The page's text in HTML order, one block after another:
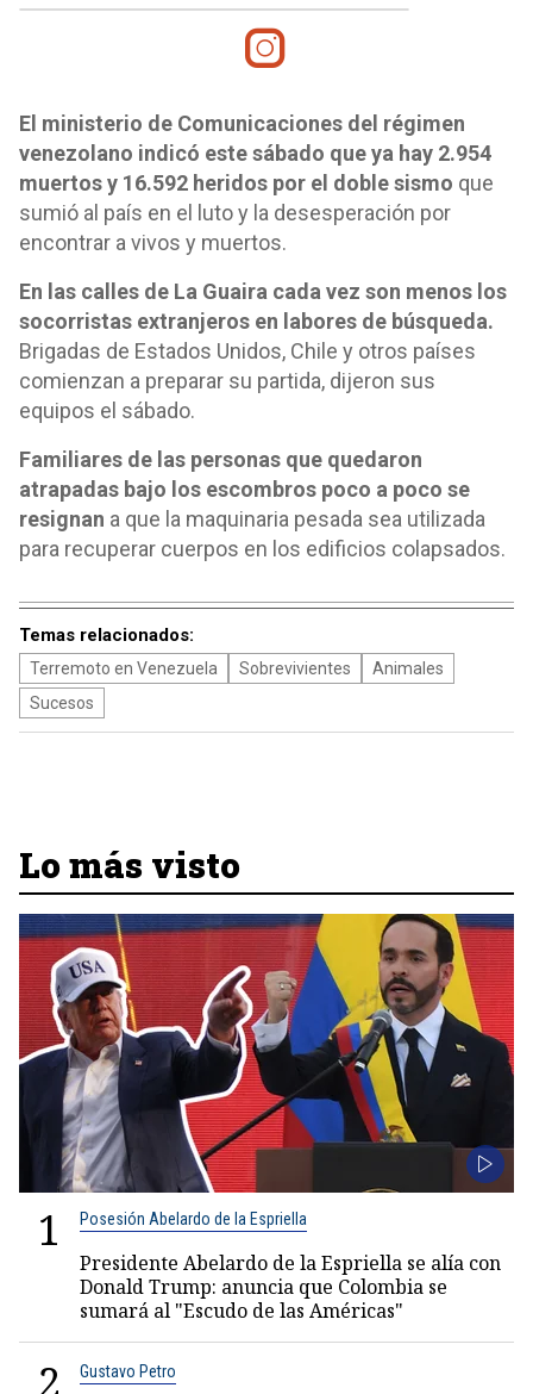
El ministerio de Comunicaciones del régimen
venezolano indicó este sábado que ya hay 2.954
muertos y 16.592 heridos por el doble sismo que
sumió al país en el luto y la desesperación por
encontrar a vivos y muertos.
En las calles de La Guaira cada vez son menos los
socorristas extranjeros en labores de búsqueda.
Brigadas de Estados Unidos, Chile y otros países
comienzan a preparar su partida, dijeron sus
equipos el sábado.
Familiares de las personas que quedaron
atrapadas bajo los escombros poco a poco se
resignan a que la maquinaria pesada sea utilizada
para recuperar cuerpos en los edificios colapsados.
Temas relacionados:
Terremoto en Venezuela Sobrevivientes
Animales
Sucesos
Lo más visto
1 Posesión Abelardo de la Espriella
Presidente Abelardo de la Espriella se alía con
Donald Trump: anuncia que Colombia se
sumará al "Escudo de las Américas"
2 Gustavo Petro